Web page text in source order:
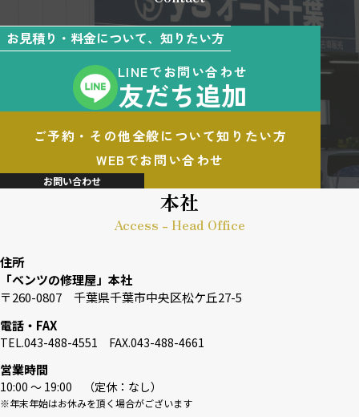
お見積り・料金について、知りたい方
LINEでお問い合わせ
友だち追加
ご予約・その他全般について知りたい方
WEBでお問い合わせ
お問い合わせ
本社
Access - Head Office
住所
「ベンツの修理屋」本社
〒260-0807 千葉県千葉市中央区松ケ丘27-5
電話・FAX
TEL.043-488-4551 FAX.043-488-4661
営業時間
10:00 〜 19:00 （定休：なし）
※年末年始はお休みを頂く場合がございます